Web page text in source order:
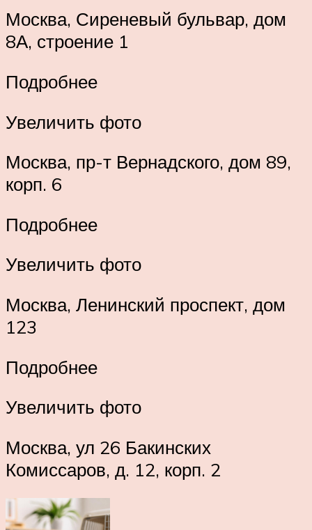
Москва, Сиреневый бульвар, дом
8А, строение 1
Подробнее
Увеличить фото
Москва, пр-т Вернадского, дом 89,
корп. 6
Подробнее
Увеличить фото
Москва, Ленинский проспект, дом
123
Подробнее
Увеличить фото
Москва, ул 26 Бакинских
Комиссаров, д. 12, корп. 2